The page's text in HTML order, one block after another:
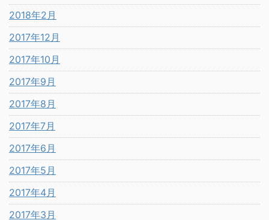
2018年2月
2017年12月
2017年10月
2017年9月
2017年8月
2017年7月
2017年6月
2017年5月
2017年4月
2017年3月